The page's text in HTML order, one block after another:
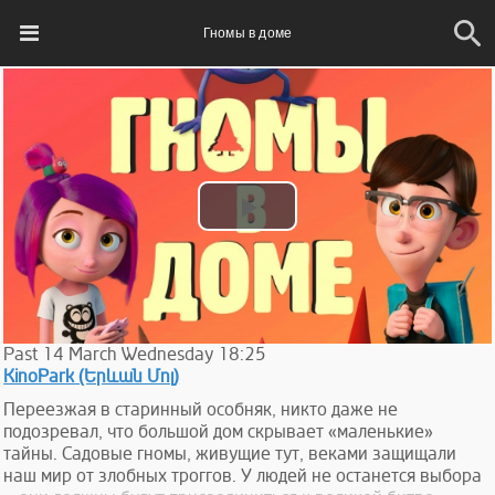
Гномы в доме
Play
Video
Past 14 March Wednesday 18:25
KinoPark (Երևան Մոլ)
Переезжая в старинный особняк, никто даже не
подозревал, что большой дом скрывает «маленькие»
тайны. Садовые гномы, живущие тут, веками защищали
наш мир от злобных троггов. У людей не останется выбора